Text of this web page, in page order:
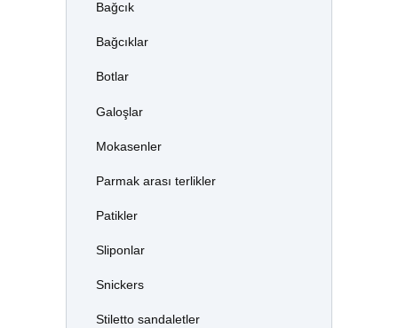
Bağcık
Bağcıklar
Botlar
Galoşlar
Mokasenler
Parmak arası terlikler
Patikler
Sliponlar
Snickers
Stiletto sandaletler